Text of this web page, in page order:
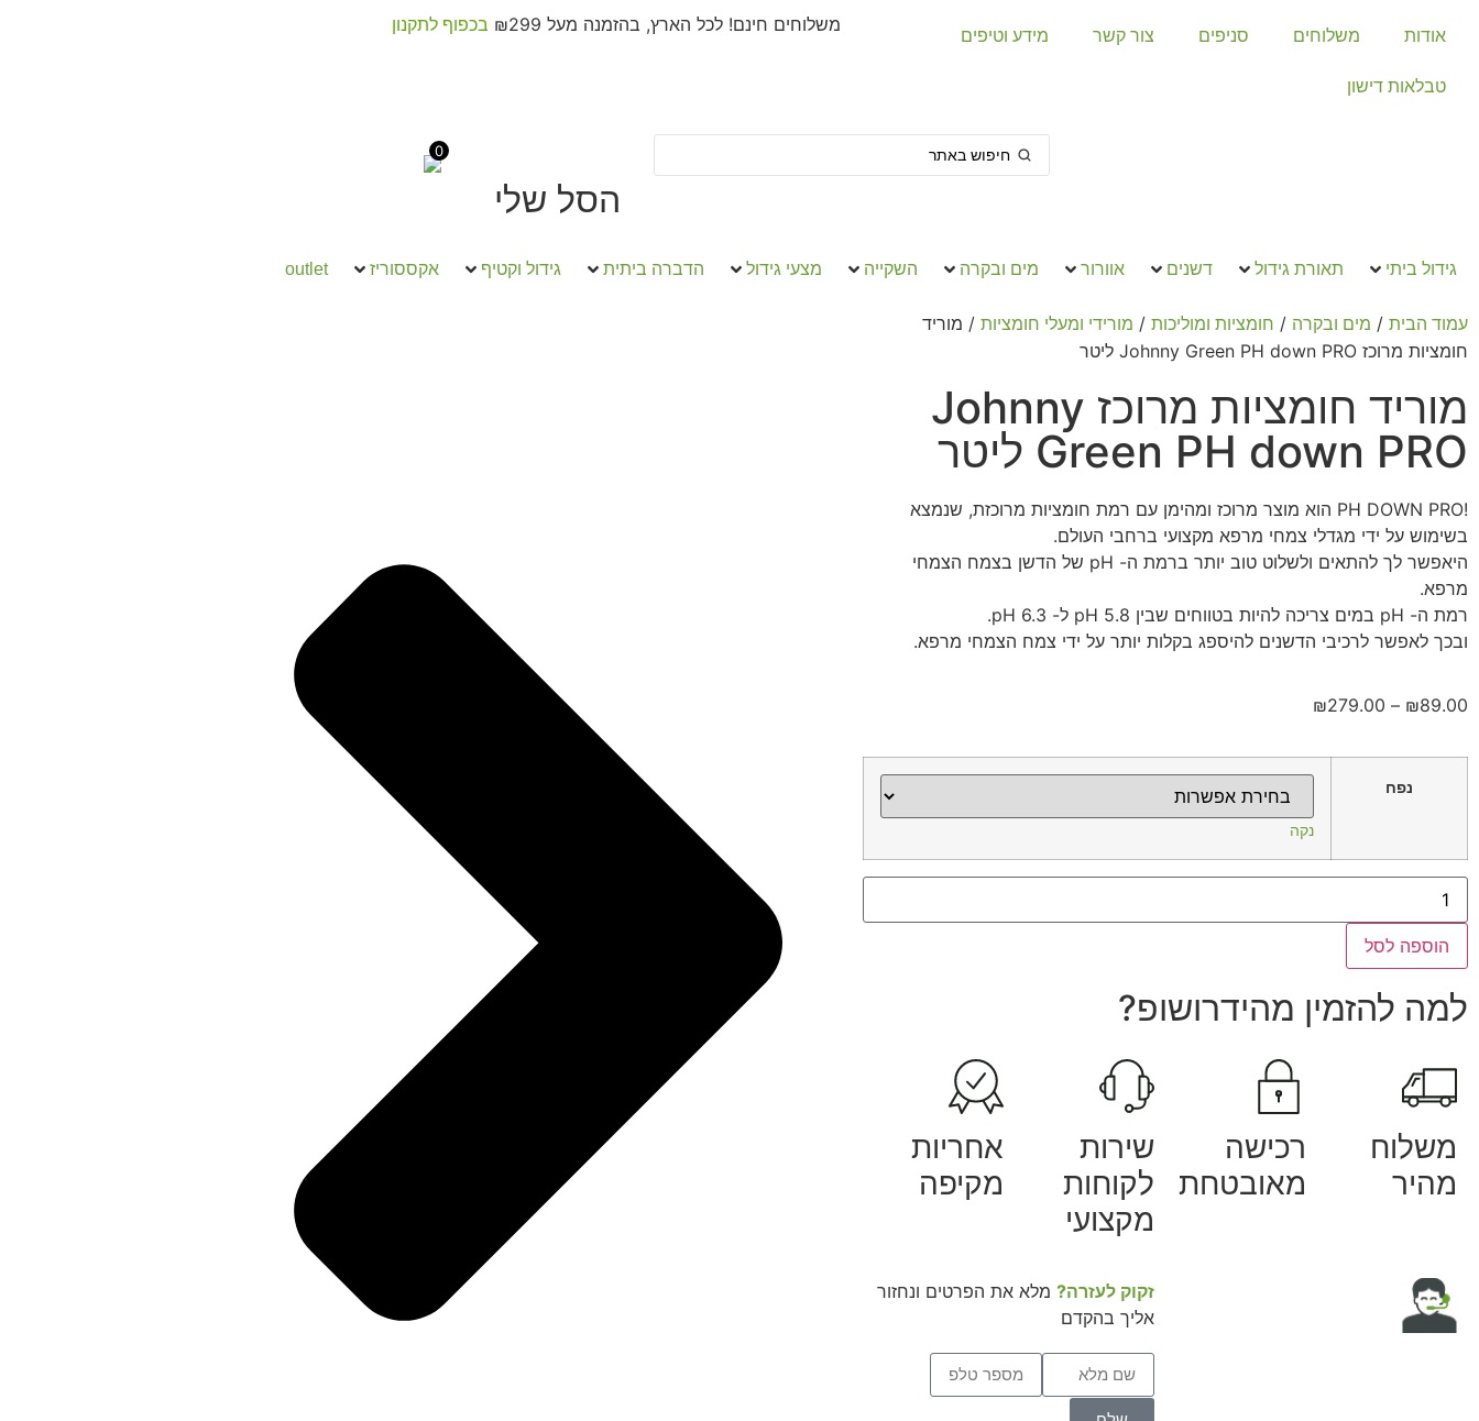
אודות משלוחים סניפים צור קשר מידע וטיפים
טבלאות דישון
משלוחים חינם! לכל הארץ, בהזמנה מעל ₪299 בכפוף לתקנון
0
הסל שלי
גידול ביתי תאורת גידול דשנים אוורור מים ובקרה השקייה מצעי גידול הדברה ביתית גידול וקטיף אקססוריז outlet
עמוד הבית / מים ובקרה / חומציות ומוליכות / מורידי ומעלי חומציות / מוריד
חומציות מרוכז Johnny Green PH down PRO ליטר
מוריד חומציות מרוכז Johnny
Green PH down PRO ליטר
!PH DOWN PRO הוא מוצר מרוכז ומהימן עם רמת חומציות מרוכזת, שנמצא
בשימוש על ידי מגדלי צמחי מרפא מקצועי ברחבי העולם.
היאפשר לך להתאים ולשלוט טוב יותר ברמת ה- pH של הדשן בצמח הצמחי
מרפא.
רמת ה- pH במים צריכה להיות בטווחים שבין pH 5.8 ל- pH 6.3.
ובכך לאפשר לרכיבי הדשנים להיספג בקלות יותר על ידי צמח הצמחי מרפא.
₪89.00
–
₪279.00
נפח
נקה
הוספה לסל
למה להזמין מהידרושופ?
משלוח
מהיר
רכישה
מאובטחת
שירות
לקוחות
מקצועי
אחריות
מקיפה
זקוק לעזרה? מלא את הפרטים ונחזור
אליך בהקדם